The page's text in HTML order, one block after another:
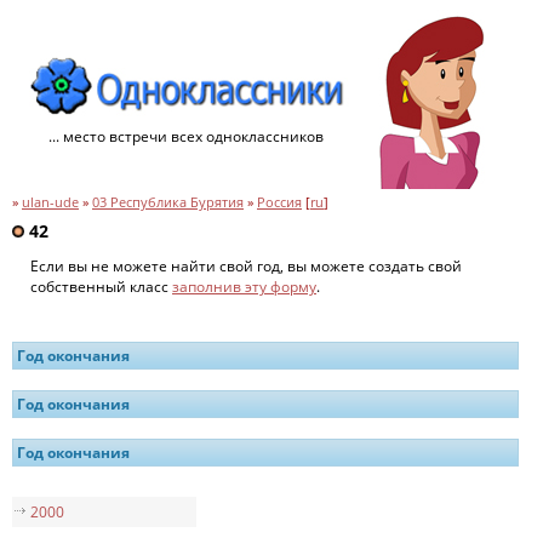
... место встречи всех одноклассников
» ulan-ude » 03 Республика Бурятия » Россия [ru]
42
Если вы не можете найти свой год, вы можете создать свой
собственный классзаполнив эту форму.
Год окончания
Год окончания
Год окончания
2000